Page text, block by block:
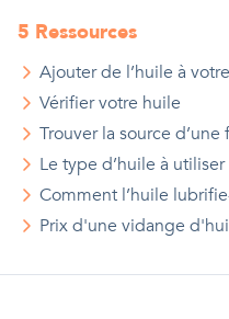
5 Ressources
Ajouter de l’huile à
Vérifier votre huile
Trouver la source d’une
Le type d’huile à
Comment l’huile
Prix d'une vidange